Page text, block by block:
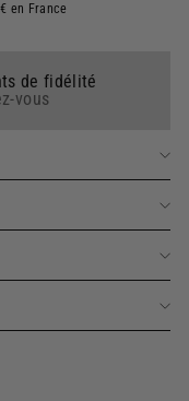
en France
de fidélité
vous